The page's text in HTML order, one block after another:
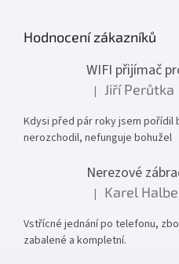
Hodnocení zákazníků
WIFI přijímač
Hodnocení
| Jiří Perůtka
Kdysi před pár roky jsem pořídil
nerozchodil, nefunguje bohužel
Hodnocení
| Karel
Vstřícné jednání po telefonu,
zabalené a kompletní.